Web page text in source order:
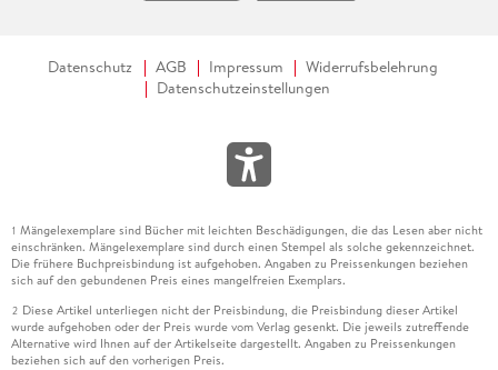
Datenschutz AGB Impressum
Widerrufsbelehrung
Datenschutzeinstellungen
1 Mängelexemplare sind Bücher mit leichten Beschädigungen, die das Lesen aber nicht
einschränken. Mängelexemplare sind durch einen Stempel als solche gekennzeichnet.
Die frühere Buchpreisbindung ist aufgehoben. Angaben zu Preissenkungen beziehen
sich auf den gebundenen Preis eines mangelfreien Exemplars.
2 Diese Artikel unterliegen nicht der Preisbindung, die Preisbindung dieser Artikel
wurde aufgehoben oder der Preis wurde vom Verlag gesenkt. Die jeweils zutreffende
Alternative wird Ihnen auf der Artikelseite dargestellt. Angaben zu Preissenkungen
beziehen sich auf den vorherigen Preis.